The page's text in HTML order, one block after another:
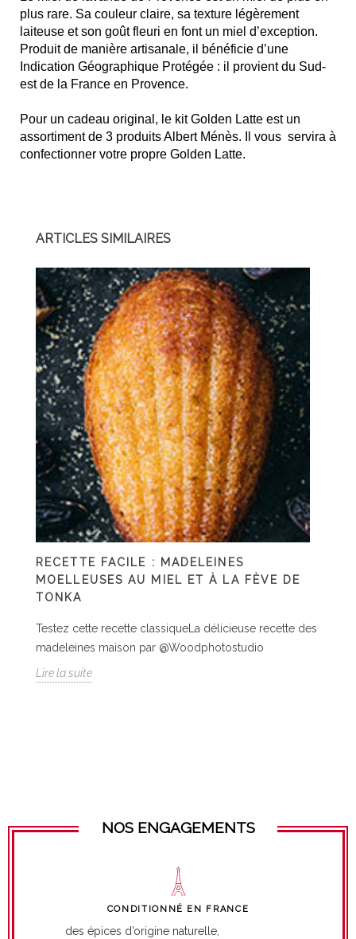
plus rare. Sa couleur claire, sa texture légèrement
laiteuse et son goût fleuri en font un miel d’exception.
Produit de manière artisanale, il bénéficie d’une
Indication Géographique Protégée : il provient du Sud-
est de la France en Provence.
Pour un cadeau original, le kit Golden Latte est un
assortiment de 3 produits Albert Ménès. Il vous servira à
confectionner votre propre Golden Latte.
ARTICLES SIMILAIRES
RECETTE FACILE : MADELEINES
MOELLEUSES AU MIEL ET À LA FÈVE DE
TONKA
Testez cette recette classiqueLa délicieuse recette des
madeleines maison par @Woodphotostudio
Lire la suite
NOS ENGAGEMENTS
CONDITIONNÉ EN FRANCE
des épices d’origine naturelle,